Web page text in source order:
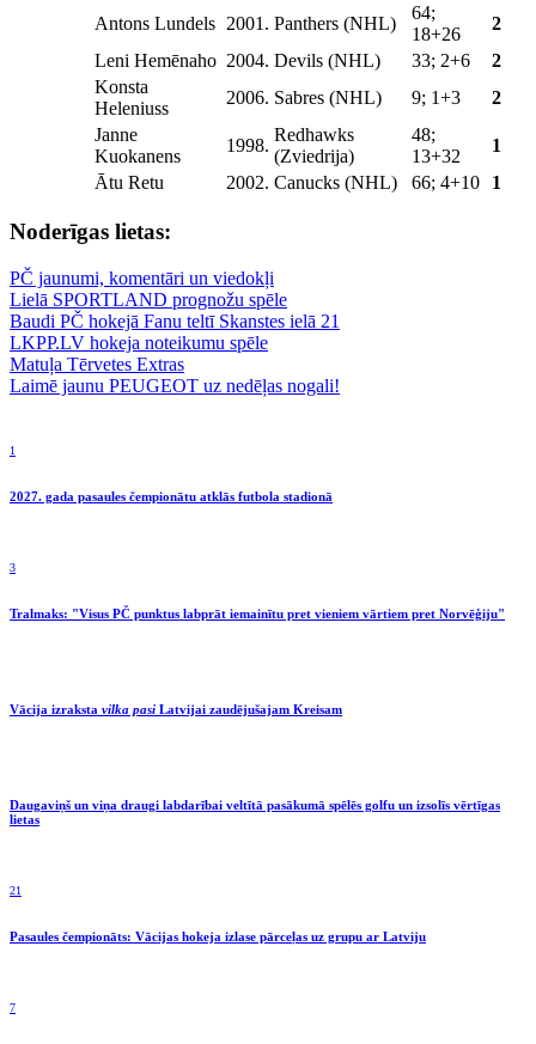
Antons Lundels 2001. Panthers (NHL)
64;
18+26
2
Leni Hemēnaho 2004. Devils (NHL) 33; 2+6
2
Konsta
Heleniuss
2006. Sabres (NHL) 9; 1+3
2
Janne
Kuokanens
1998.
Redhawks
(Zviedrija)
48;
13+32
1
Ātu Retu
2002. Canucks (NHL) 66; 4+10 1
Noderīgas lietas:
PČ jaunumi, komentāri un viedokļi
Lielā SPORTLAND prognožu spēle
Baudi PČ hokejā Fanu teltī Skanstes ielā 21
LKPP.LV hokeja noteikumu spēle
Matuļa Tērvetes Extras
Laimē jaunu PEUGEOT uz nedēļas nogali!
1
2027. gada pasaules čempionātu atklās futbola stadionā
3
Tralmaks: "Visus PČ punktus labprāt iemainītu pret vieniem vārtiem pret Norvēģiju"
Vācija izraksta vilka pasi Latvijai zaudējušajam Kreisam
Daugaviņš un viņa draugi labdarībai veltītā pasākumā spēlēs golfu un izsolīs vērtīgas
lietas
21
Pasaules čempionāts: Vācijas hokeja izlase pārceļas uz grupu ar Latviju
7